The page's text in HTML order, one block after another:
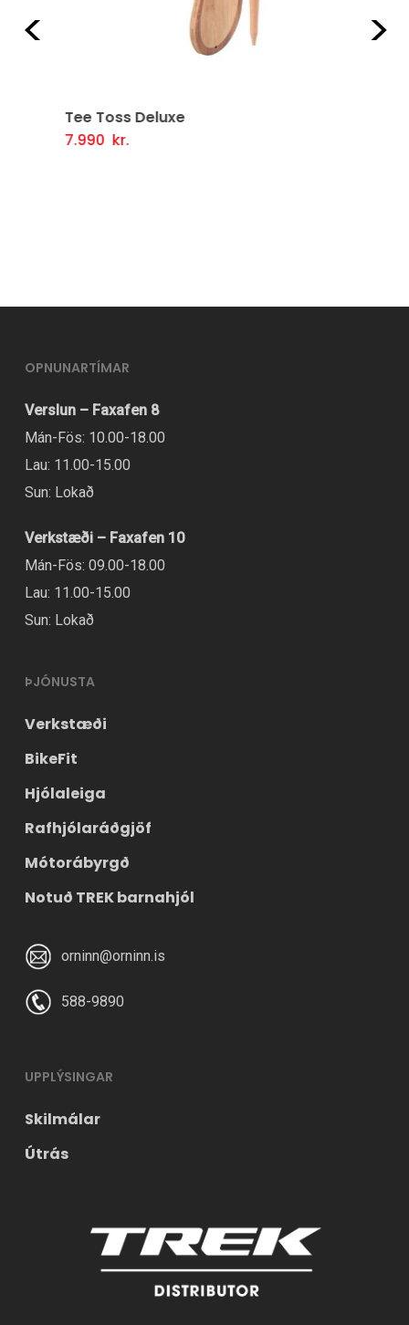
Tee Toss Deluxe
7.990kr.
Setja Í Körfu
OPNUNARTÍMAR
Verslun – Faxafen 8
Mán-Fös: 10.00-18.00
Lau: 11.00-15.00
Sun: Lokað
Verkstæði – Faxafen 10
Mán-Fös: 09.00-18.00
Lau: 11.00-15.00
Sun: Lokað
ÞJÓNUSTA
Verkstæði
BikeFit
Hjólaleiga
Rafhjólaráðgjöf
Mótorábyrgð
Notuð TREK barnahjól
orninn@orninn.is
588-9890
UPPLÝSINGAR
Skilmálar
Útrás